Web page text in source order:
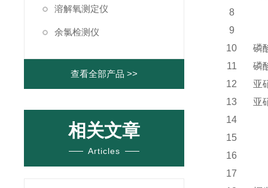
溶解氧测定仪
余氯检测仪
查看全部产品 >>
相关文章
Articles
8
9
10
磷
11
磷
12
亚
13
亚
14
15
16
17